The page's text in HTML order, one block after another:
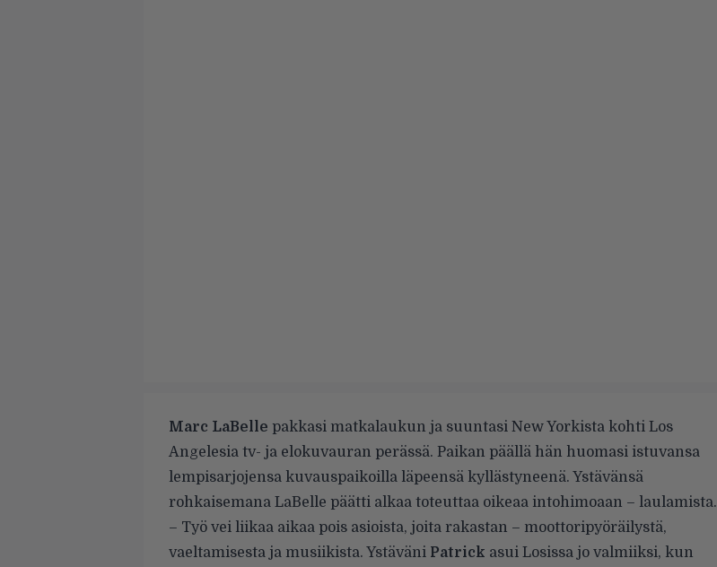
Marc LaBelle pakkasi matkalaukun ja suuntasi New Yorkista kohti Los
Angelesia tv- ja elokuvauran perässä. Paikan päällä hän huomasi istuvansa
lempisarjojensa kuvauspaikoilla läpeensä kyllästyneenä. Ystävänsä
rohkaisemana LaBelle päätti alkaa toteuttaa oikeaa intohimoaan – laulamista.
– Työ vei liikaa aikaa pois asioista, joita rakastan – moottoripyöräilystä,
vaeltamisesta ja musiikista. Ystäväni Patrick asui Losissa jo valmiiksi, kun